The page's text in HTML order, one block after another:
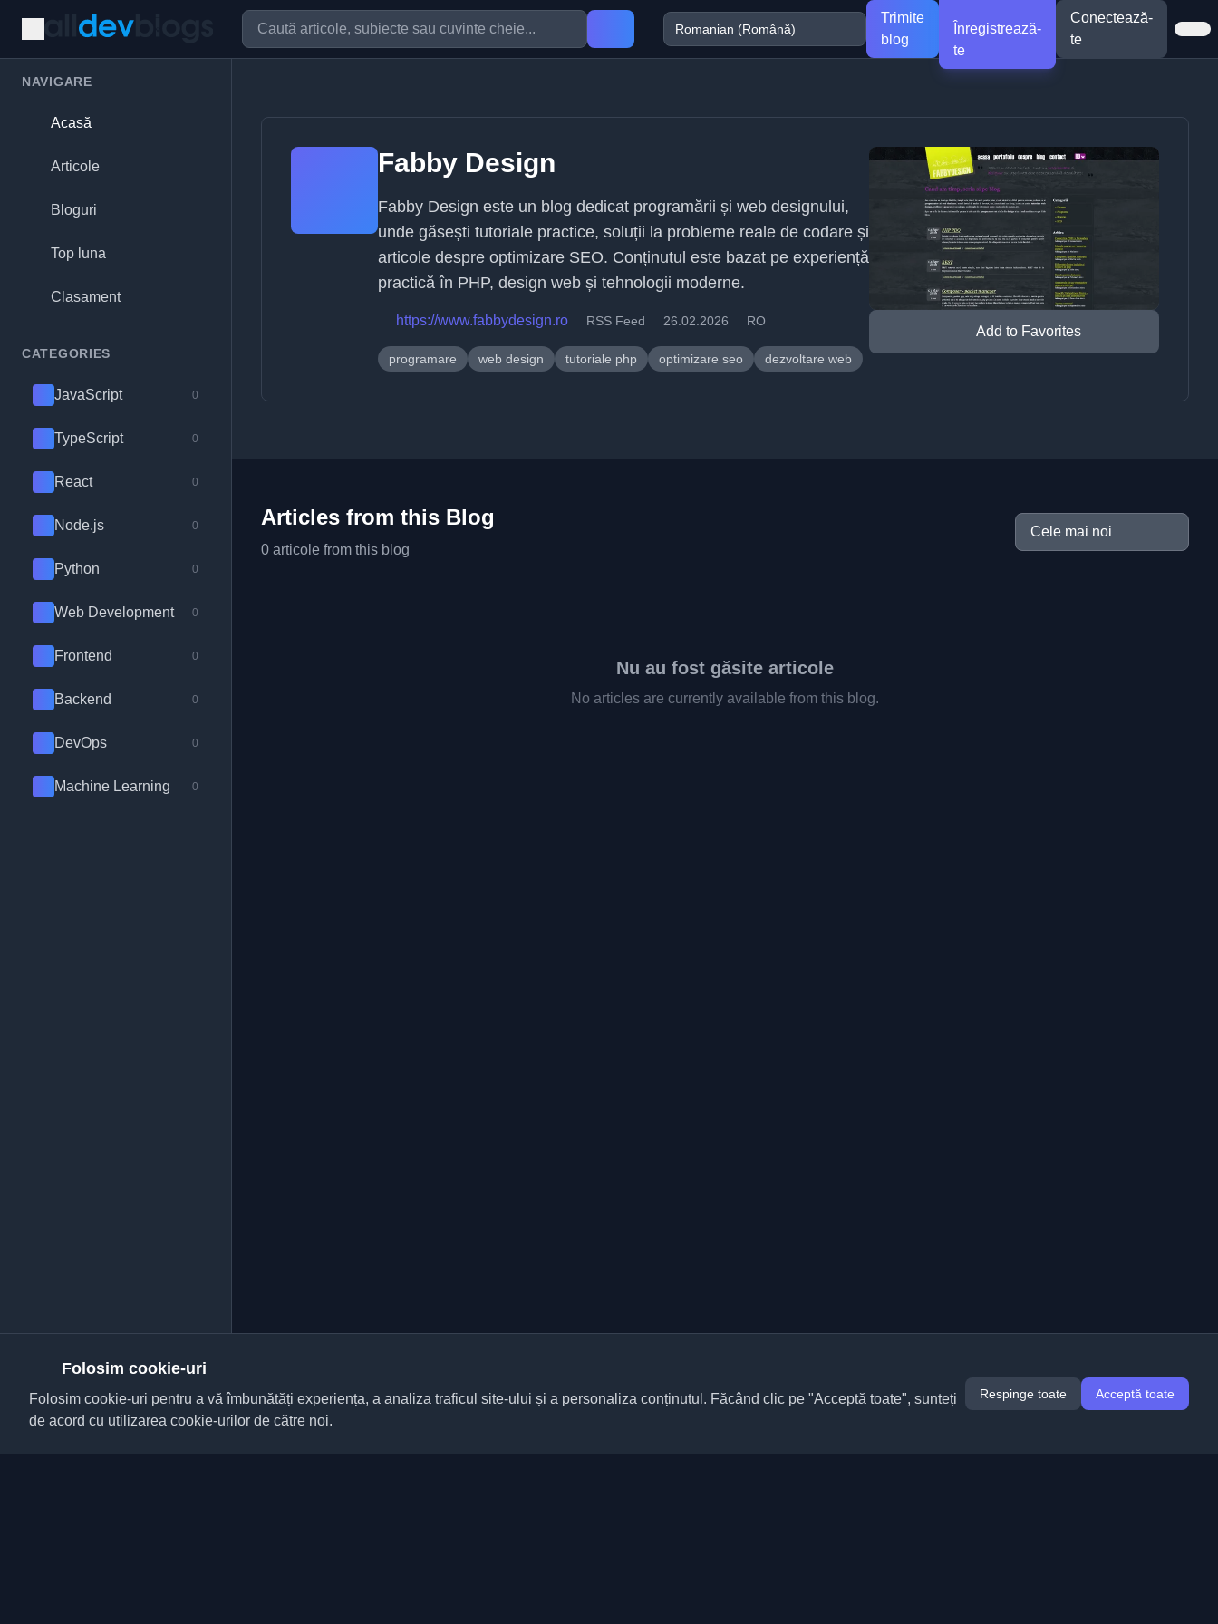
Trimite
blog
Înregistrează-
te
Conectează-
te
NAVIGARE
Acasă
Articole
Bloguri
Top luna
Clasament
CATEGORIES
JavaScript 0
TypeScript 0
React 0
Node.js 0
Python 0
Web Development 0
Frontend 0
Backend 0
DevOps 0
Machine Learning 0
Fabby Design
Fabby Design este un blog dedicat programării și web designului,
unde găsești tutoriale practice, soluții la probleme reale de codare și
articole despre optimizare SEO. Conținutul este bazat pe experiență
practică în PHP, design web și tehnologii moderne.
https://www.fabbydesign.ro RSS Feed 26.02.2026 RO
programare web design tutoriale php optimizare seo dezvoltare web
Add to Favorites
Articles from this Blog
0 articole from this blog
Nu au fost găsite articole
No articles are currently available from this blog.
Folosim cookie-uri
Folosim cookie-uri pentru a vă îmbunătăți experiența, a analiza traficul site-ului și a personaliza conținutul. Făcând clic pe "Acceptă toate", sunteți
de acord cu utilizarea cookie-urilor de către noi.
Respinge toate Acceptă toate